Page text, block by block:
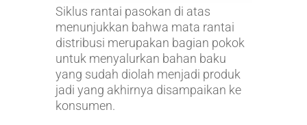
Siklus rantai pasokan di atas
menunjukkan bahwa mata rantai
distribusi merupakan bagian pokok
untuk menyalurkan bahan baku
yang sudah diolah menjadi produk
jadi yang akhirnya disampaikan ke
konsumen.